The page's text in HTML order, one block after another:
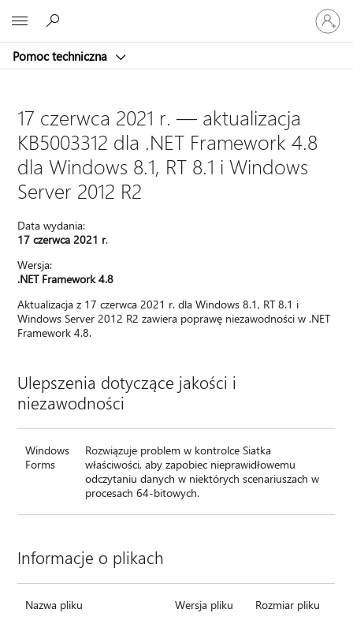
Pomoc techniczna
Zaloguj
się
do
konta
17 czerwca 2021 r. — aktualizacja
KB5003312 dla .NET Framework 4.8
dla Windows 8.1, RT 8.1 i Windows
Server 2012 R2
Data wydania:
17 czerwca 2021 r.
Wersja:
.NET Framework 4.8
Aktualizacja z 17 czerwca 2021 r. dla Windows 8.1, RT 8.1 i
Windows Server 2012 R2 zawiera poprawę niezawodności w .NET
Framework 4.8.
Ulepszenia dotyczące jakości i
niezawodności
Windows
Forms
Rozwiązuje problem w kontrolce Siatka
właściwości, aby zapobiec nieprawidłowemu
odczytaniu danych w niektórych scenariuszach w
procesach 64-bitowych.
Informacje o plikach
Nazwa pliku Wersja pliku Rozmiar pliku